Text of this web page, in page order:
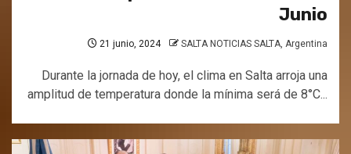
Junio
21 junio, 2024 SALTA NOTICIAS SALTA, Argentina
Durante la jornada de hoy, el clima en Salta arroja una
amplitud de temperatura donde la mínima será de 8°C...